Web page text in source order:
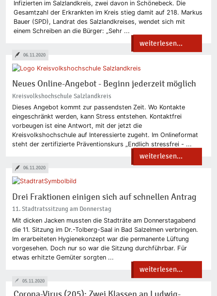
Infizierten im Salzlandkreis, zwei davon in Schönebeck. Die
Gesamtzahl der Erkrankten im Kreis stieg damit auf 218. Markus
Bauer (SPD), Landrat des Salzlandkreises, wendet sich mit
einem Schreiben an die Bürger: „Sehr ...
weiterlesen...
Neues Online-Angebot - Beginn jederzeit möglich
Kreisvolkshochschule Salzlandkreis
Dieses Angebot kommt zur passendsten Zeit. Wo Kontakte
eingeschränkt werden, kann Stress entstehen. Kontaktfrei
vorbeugen ist eine Antwort, mit der jetzt die
Kreisvolkshochschule auf Interessierte zugeht. Im Onlineformat
steht der zertifizierte Präventionskurs „Endlich stressfrei - ...
weiterlesen...
06.11.2020
Drei Fraktionen einigen sich auf schnellen Antrag
11. Stadtratssitzung am Donnerstag
Mit dicken Jacken mussten die Stadträte am Donnerstagabend
die 11. Sitzung im Dr.-Tolberg-Saal in Bad Salzelmen verbringen.
Im erarbeiteten Hygienekonzept war die permanente Lüftung
vorgesehen. Doch nur so war die Sitzung durchführbar. Für
etwas erhitzte Gemüter sorgten ...
weiterlesen...
06.11.2020
05.11.2020